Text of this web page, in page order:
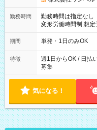
勤務時間
勤務時間は指定なし
変形労働時間制 想定労働時間
～21：00
期間 単発・1日のみOK
特徴
週1日からOK / 日払
募集
気になる！